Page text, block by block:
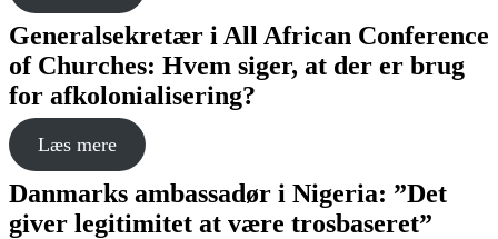
Generalsekretær i All African Conference
of Churches: Hvem siger, at der er brug
for afkolonialisering?
Læs mere
Danmarks ambassadør i Nigeria: ”Det
giver legitimitet at være trosbaseret”